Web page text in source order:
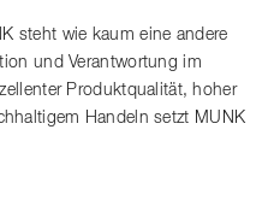
steht wie kaum eine andere
und Verantwortung im
Produktqualität, hoher
Handeln setzt MUNK